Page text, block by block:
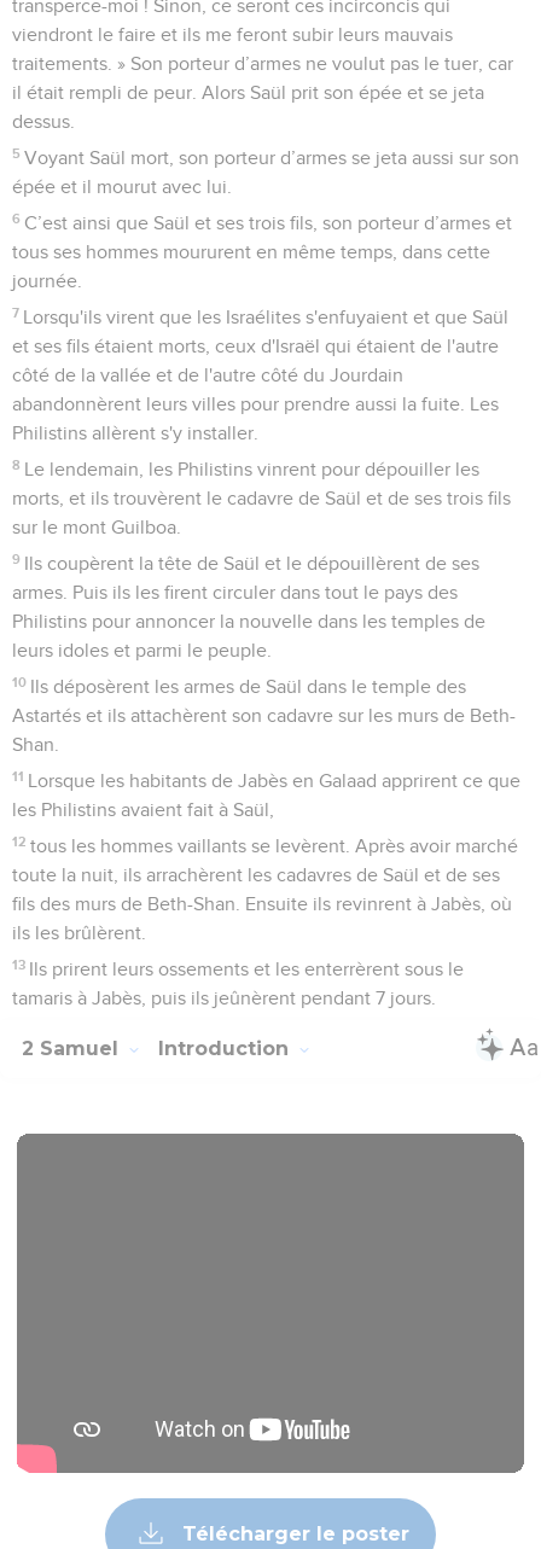
transperce-moi ! Sinon, ce seront ces incirconcis qui
viendront le faire et ils me feront subir leurs mauvais
traitements. » Son porteur d’armes ne voulut pas le tuer, car
il était rempli de peur. Alors Saül prit son épée et se jeta
dessus.
5 Voyant Saül mort, son porteur d’armes se jeta aussi sur son
épée et il mourut avec lui.
6 C’est ainsi que Saül et ses trois fils, son porteur d’armes et
tous ses hommes moururent en même temps, dans cette
journée.
7 Lorsqu'ils virent que les Israélites s'enfuyaient et que Saül
et ses fils étaient morts, ceux d'Israël qui étaient de l'autre
côté de la vallée et de l'autre côté du Jourdain
abandonnèrent leurs villes pour prendre aussi la fuite. Les
Philistins allèrent s'y installer.
8 Le lendemain, les Philistins vinrent pour dépouiller les
morts, et ils trouvèrent le cadavre de Saül et de ses trois fils
sur le mont Guilboa.
9 Ils coupèrent la tête de Saül et le dépouillèrent de ses
armes. Puis ils les firent circuler dans tout le pays des
Philistins pour annoncer la nouvelle dans les temples de
leurs idoles et parmi le peuple.
10 Ils déposèrent les armes de Saül dans le temple des
Astartés et ils attachèrent son cadavre sur les murs de Beth-
Shan.
11 Lorsque les habitants de Jabès en Galaad apprirent ce que
les Philistins avaient fait à Saül,
12 tous les hommes vaillants se levèrent. Après avoir marché
toute la nuit, ils arrachèrent les cadavres de Saül et de ses
fils des murs de Beth-Shan. Ensuite ils revinrent à Jabès, où
ils les brûlèrent.
13 Ils prirent leurs ossements et les enterrèrent sous le
tamaris à Jabès, puis ils jeûnèrent pendant 7 jours.
2 Samuel Introduction
Télécharger le poster